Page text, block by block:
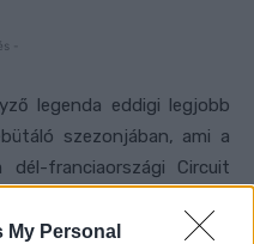
My Personal
-
legenda eddigi legjobb
szezonjában, ami a
franciaországi Circuit
ötödik helyezést ért eé,